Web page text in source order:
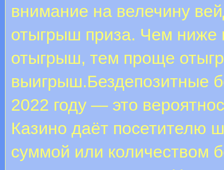
внимание на велечину
отыгрыш приза. Чем ниже
отыгрыш, тем проще
выигрыш.Бездепозитные
2022 году — это
Казино даёт посетителю
суммой или количеством